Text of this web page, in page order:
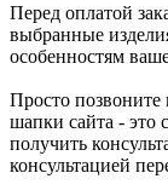
Перед оплатой
выбранные
особенностям
Просто
шапки сайта - это
получить
консультацией